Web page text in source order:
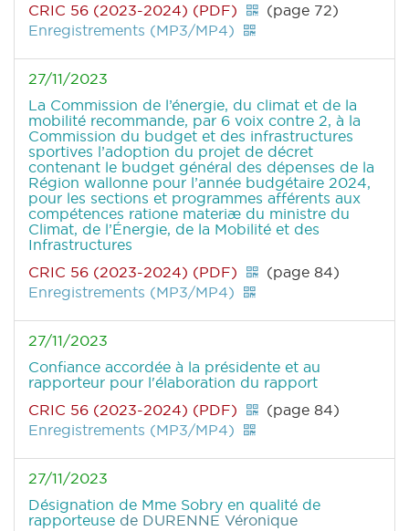
CRIC 56 (2023-2024) (PDF)
(page 72)
Enregistrements (MP3/MP4)
27/11/2023
La Commission de l’énergie, du climat et de la
mobilité recommande, par 6 voix contre 2, à la
Commission du budget et des infrastructures
sportives l’adoption du projet de décret
contenant le budget général des dépenses de la
Région wallonne pour l’année budgétaire 2024,
pour les sections et programmes afférents aux
compétences ratione materiæ du ministre du
Climat, de l’Énergie, de la Mobilité et des
Infrastructures
CRIC 56 (2023-2024) (PDF)
(page 84)
Enregistrements (MP3/MP4)
27/11/2023
Confiance accordée à la présidente et au
rapporteur pour l'élaboration du rapport
CRIC 56 (2023-2024) (PDF)
(page 84)
Enregistrements (MP3/MP4)
27/11/2023
Désignation de Mme Sobry en qualité de
rapporteuse de DURENNE Véronique